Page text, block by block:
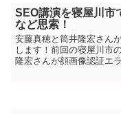
SEO講演を寝屋川市
など思索！
安藤真穂と筒井隆宏さん
します！前回の寝屋川市
隆宏さんが顔画像認証エ